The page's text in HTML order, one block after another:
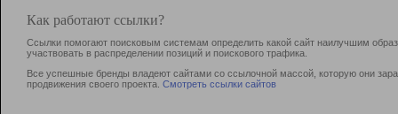
Как работают ссылки?
Ссылки помогают поисковым системам определить какой сайт наилучшим
участвовать в раcпределении позиций и поискового трафика.
Все успешные бренды владеют сайтами со ссылочной массой, которую они
продвижения своего проекта. Смотреть ссылки сайтов